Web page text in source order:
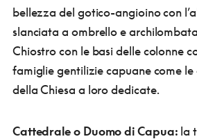
bellezza del gotico-angioino con
slanciata a ombrello e
Chiostro con le basi delle colonne
famiglie gentilizie capuane come
della Chiesa a loro dedicate.
Cattedrale o Duomo di Capua: la